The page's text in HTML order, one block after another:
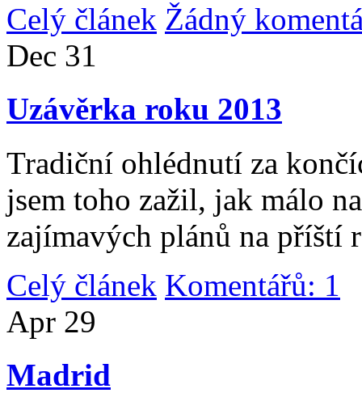
Celý článek Žádný
Dec 31
Uzávěrka roku 2013
Tradiční ohlédnutí za
jsem toho zažil, jak málo
zajímavých plánů na příští
Celý článek Komentářů: 1
Apr 29
Madrid